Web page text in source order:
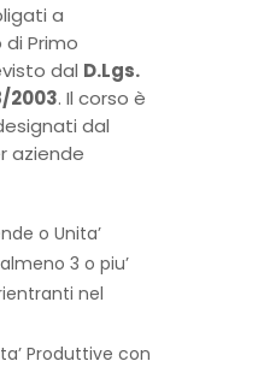
a
Primo
dal D.Lgs.
2003. Il corso è
dal
aziende
o Unita’
3 o piu’
nel
Produttive con